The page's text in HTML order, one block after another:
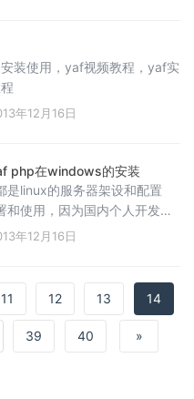
装使用，yaf视频教程，yaf实
年12月16日
php在windows的安装
是linux的服务器架设和配置
使用，因为国内个人开发测
的肯定比较多，因为很少
年12月16日
11 12 13 14
39 40 »